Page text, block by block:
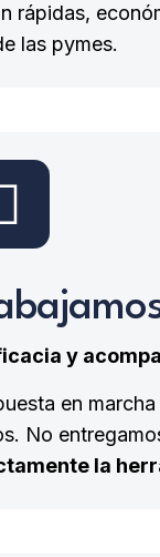
rápidas,
las pymes.
y
en
No
la